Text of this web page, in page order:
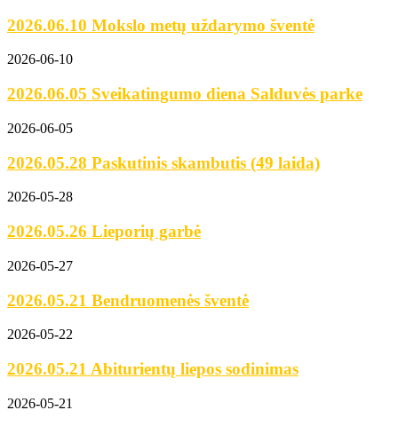
2026.06.10 Mokslo metų uždarymo šventė
2026-06-10
2026.06.05 Sveikatingumo diena Salduvės parke
2026-06-05
2026.05.28 Paskutinis skambutis (49 laida)
2026-05-28
2026.05.26 Lieporių garbė
2026-05-27
2026.05.21 Bendruomenės šventė
2026-05-22
2026.05.21 Abiturientų liepos sodinimas
2026-05-21